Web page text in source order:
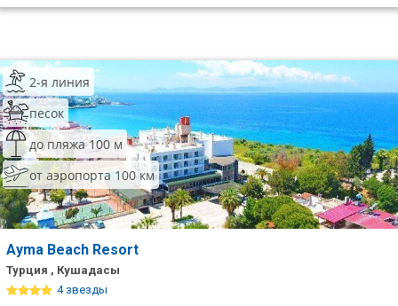
2-я линия
песок
до пляжа 100 м
от аэропорта 100 км
Ayma Beach Resort
Турция , Кушадасы
4 звезды